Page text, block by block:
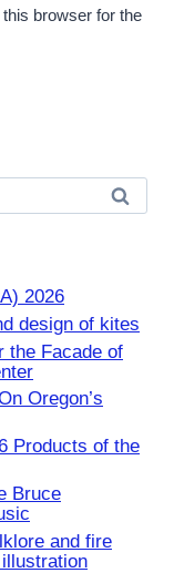
browser for the
2026
design of kites
the Facade of
Oregon’s
Products of the
Bruce
and fire